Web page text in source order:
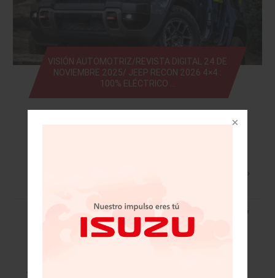
VISIÓN AUTOMOTRIZ/REVISTA DIGITAL 24 DE
NOVIEMBRE 2025/ JEEP RECON 2026 4×4 :
100% ELÉCTRICO …
Leer más »
• Mazda festeja 20 años en México con
grandes retos • Licitan 41 bloques y sólo